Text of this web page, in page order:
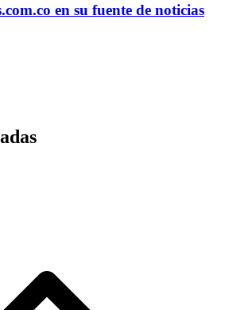
.com.co en su fuente de noticias